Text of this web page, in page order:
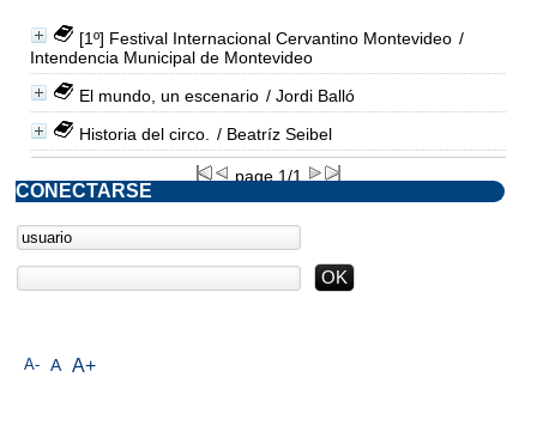
[1º] Festival Internacional Cervantino Montevideo /
Intendencia Municipal de Montevideo
El mundo, un escenario / Jordi Balló
Historia del circo.
/ Beatríz Seibel
page 1/1
A- A A+
CONECTARSE